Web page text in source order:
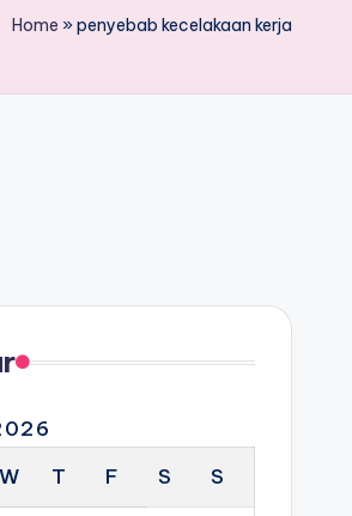
Home »penyebab kecelakaan kerja
W T F S S